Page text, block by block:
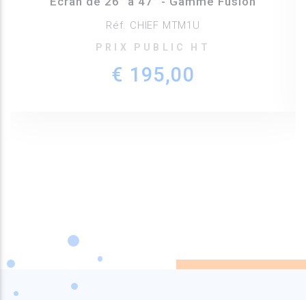
Réf. CHIEF MTM1U
PRIX PUBLIC HT
€ 195,00